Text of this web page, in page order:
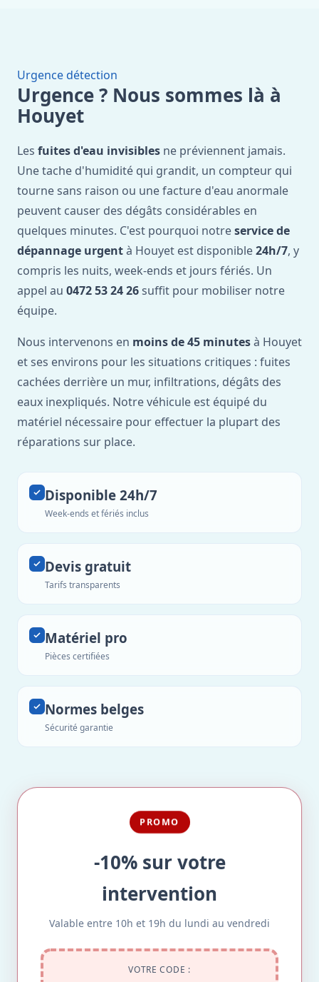
Urgence détection
Urgence ? Nous sommes là à
Houyet
Les fuites d'eau invisibles ne préviennent jamais.
Une tache d'humidité qui grandit, un compteur qui
tourne sans raison ou une facture d'eau anormale
peuvent causer des dégâts considérables en
quelques minutes. C'est pourquoi notreservice de
dépannage urgentà Houyet est disponible24h/7, y
compris les nuits, week-ends et jours fériés. Un
appel au 0472 53 24 26 suffit pour mobiliser notre
équipe.
Nous intervenons en moins de 45 minutesà Houyet
et ses environs pour les situations critiques : fuites
cachées derrière un mur, infiltrations, dégâts des
eaux inexpliqués. Notre véhicule est équipé du
matériel nécessaire pour effectuer la plupart des
réparations sur place.
Disponible 24h/7
Week-ends et fériés inclus
Devis gratuit
Tarifs transparents
Matériel pro
Pièces certifiées
Normes belges
Sécurité garantie
PROMO
-10% sur votre
intervention
Valable entre 10h et 19h du lundi au vendredi
VOTRE CODE :